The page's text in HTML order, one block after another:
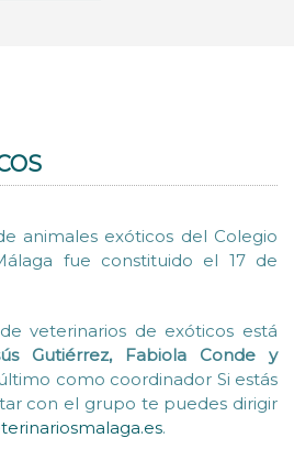
animales exóticos del Colegio
fue constituido el 17 de
veterinarios de exóticos está
Gutiérrez, Fabiola Conde y
como coordinador Si estás
con el grupo te puedes dirigir
.